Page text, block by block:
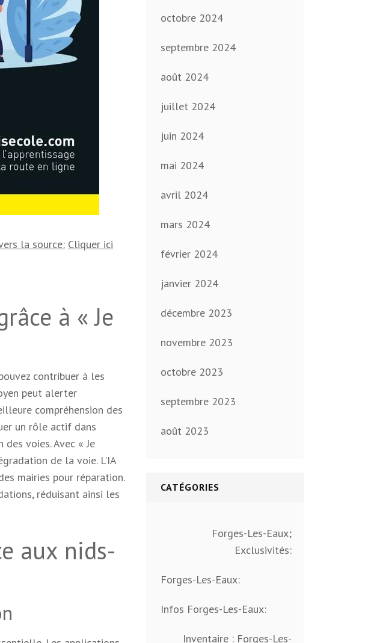
la source: Cliquer ici
à « Je
contribuer à les
peut alerter
compréhension des
un rôle actif dans
voies. Avec « Je
de la voie. L’IA
mairies pour réparation.
réduisant ainsi les
aux nids-
octobre 2024
septembre 2024
août 2024
juillet 2024
juin 2024
mai 2024
avril 2024
mars 2024
février 2024
janvier 2024
décembre 2023
novembre 2023
octobre 2023
septembre 2023
août 2023
CATÉGORIES
Forges-Les-Eaux;
Exclusivités:
Forges-Les-Eaux:
Infos Forges-Les-Eaux:
Inventaire : Forges-Les-